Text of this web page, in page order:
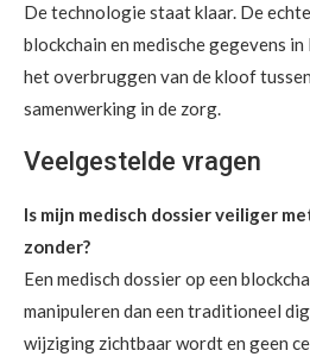
De technologie staat klaar. De
blockchain en medische gegevens
het overbruggen van de kloof
samenwerking in de zorg.
Veelgestelde vragen
Is mijn medisch dossier veiliger
zonder?
Een medisch dossier op een
manipuleren dan een traditioneel
wijziging zichtbaar wordt en geen